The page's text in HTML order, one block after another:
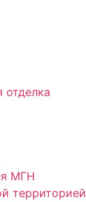
отделка
МГН
территорией